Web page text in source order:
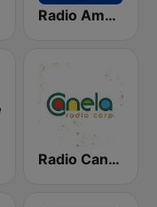
Radio América Estereo
Radio Canela Quito